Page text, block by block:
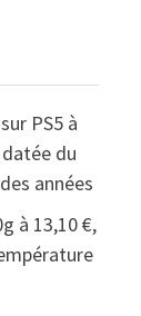
PS5 à
du
années
à 13,10 €,